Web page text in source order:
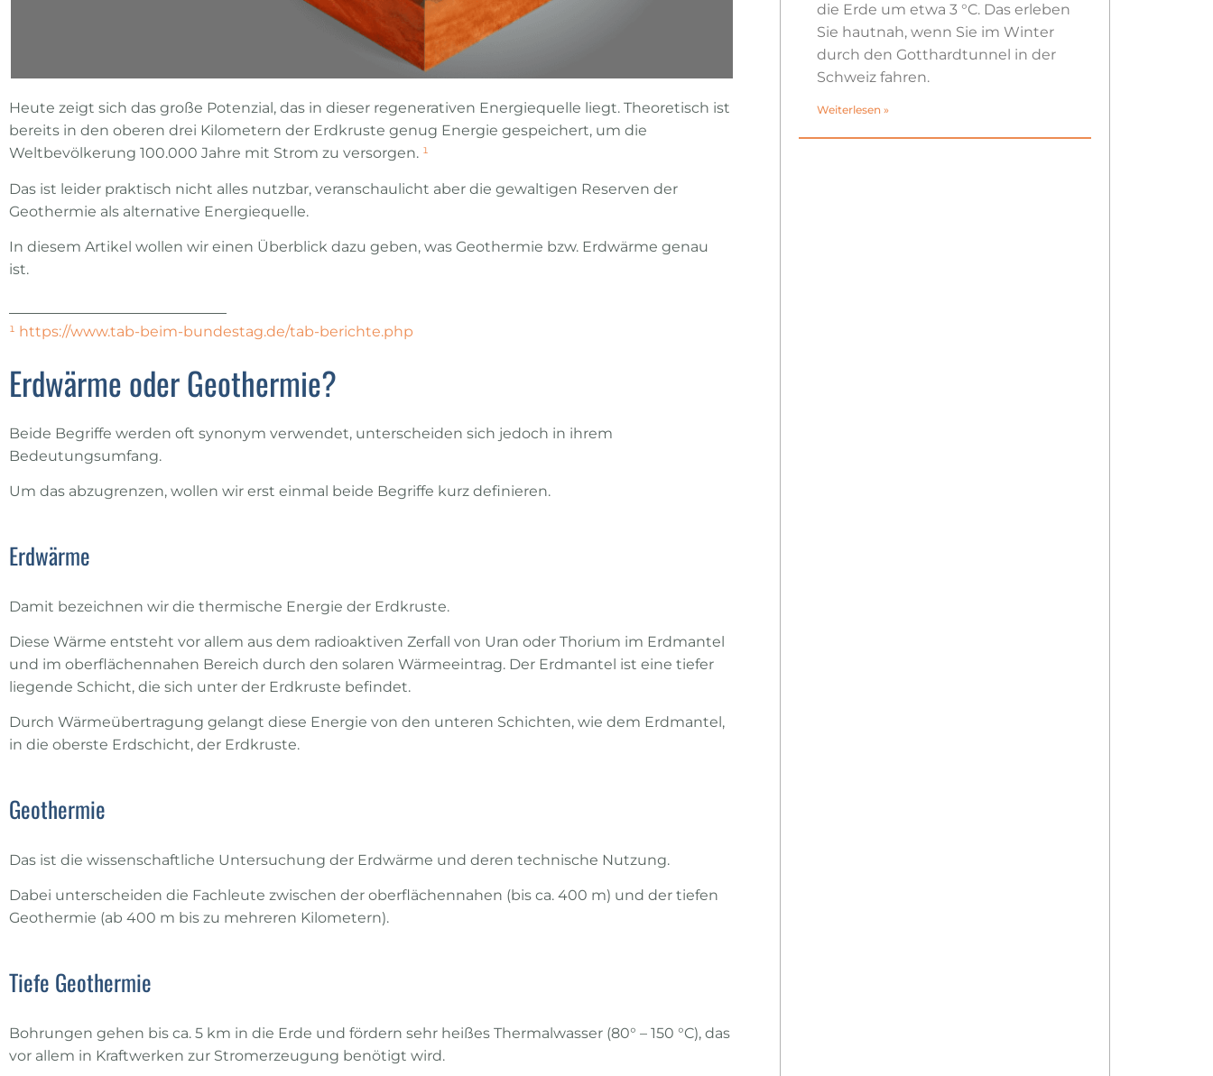
Heute zeigt sich das große Potenzial, das in dieser regenerativen Energiequelle liegt. Theoretisch ist
bereits in den oberen drei Kilometern der Erdkruste genug Energie gespeichert, um die
Weltbevölkerung 100.000 Jahre mit Strom zu versorgen. ¹
Das ist leider praktisch nicht alles nutzbar, veranschaulicht aber die gewaltigen Reserven der
Geothermie als alternative Energiequelle.
In diesem Artikel wollen wir einen Überblick dazu geben, was Geothermie bzw. Erdwärme genau
ist.
¹ https://www.tab-beim-bundestag.de/tab-berichte.php
Erdwärme oder Geothermie?
Beide Begriffe werden oft synonym verwendet, unterscheiden sich jedoch in ihrem
Bedeutungsumfang.
Um das abzugrenzen, wollen wir erst einmal beide Begriffe kurz definieren.
Erdwärme
Damit bezeichnen wir die thermische Energie der Erdkruste.
Diese Wärme entsteht vor allem aus dem radioaktiven Zerfall von Uran oder Thorium im Erdmantel
und im oberflächennahen Bereich durch den solaren Wärmeeintrag. Der Erdmantel ist eine tiefer
liegende Schicht, die sich unter der Erdkruste befindet.
Durch Wärmeübertragung gelangt diese Energie von den unteren Schichten, wie dem Erdmantel,
in die oberste Erdschicht, der Erdkruste.
Geothermie
Das ist die wissenschaftliche Untersuchung der Erdwärme und deren technische Nutzung.
Dabei unterscheiden die Fachleute zwischen der oberflächennahen (bis ca. 400 m) und der tiefen
Geothermie (ab 400 m bis zu mehreren Kilometern).
Tiefe Geothermie
Bohrungen gehen bis ca. 5 km in die Erde und fördern sehr heißes Thermalwasser (80° – 150 °C), das
vor allem in Kraftwerken zur Stromerzeugung benötigt wird.
die Erde um etwa 3 °C. Das erleben
Sie hautnah, wenn Sie im Winter
durch den Gotthardtunnel in der
Schweiz fahren.
Weiterlesen »